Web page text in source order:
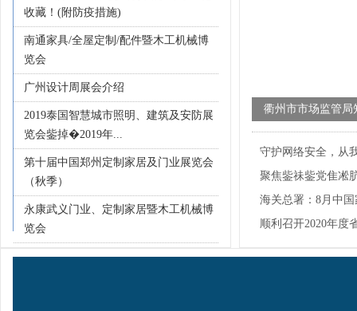
收藏！(附防疫措施)
南通家具/全屋定制/配件暨木工机械博
览会
广州设计周展会介绍
2019泰国智慧城市照明、建筑及安防展
览会鈭掉�2019年...
第十届中国郑州定制家居及门业展览会
（秋季）
永康武义门业、定制家居暨木工机械博
览会
衢州市市场监管局
品牌指导服务站建
守护网络安全，从
聚焦鈭祙鈭党隹凇
贸...
海关总署：8月中
7.9%！
顺利召开2020年度